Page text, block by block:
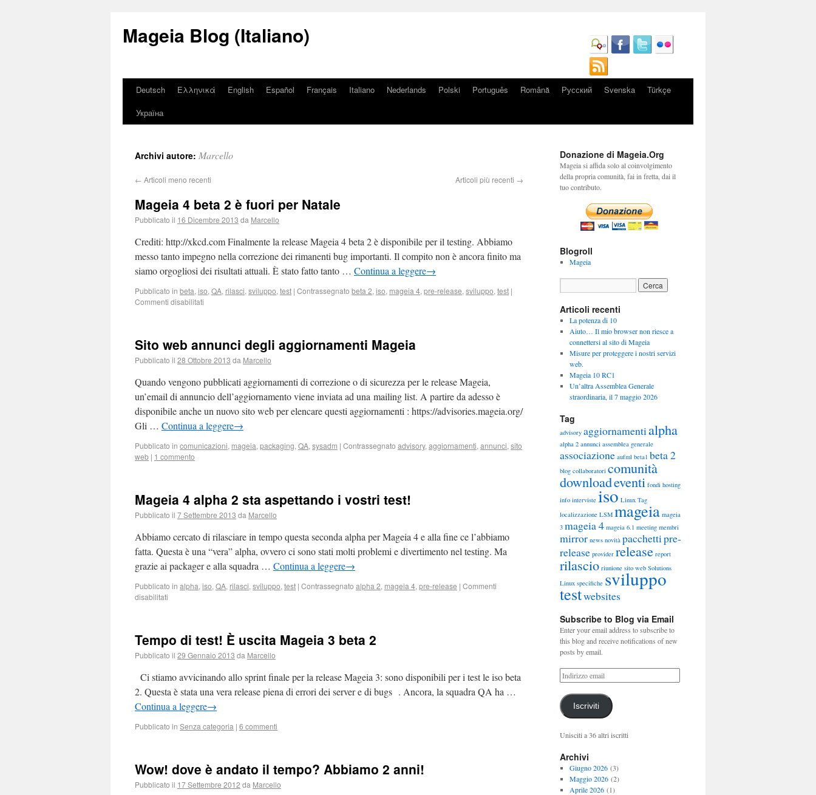
Mageia Blog (Italiano)
Deutsch Ελληνικά English Español Français Italiano Nederlands Polski Português Română Русский Svenska
Türkçe
Україна
Archivi autore: Marcello
← Articoli meno recenti Articoli più recenti →
Mageia 4 beta 2 è fuori per Natale
Pubblicato il 16 Dicembre 2013 da Marcello
Crediti: http://xkcd.com Finalmente la release Mageia 4 beta 2 è disponibile per il testing. Abbiamo
messo tanto impegno nella correzione dei rimanenti bug importanti. Il compito non è ancora finito ma
siamo orgogliosi dei risultati attuali. È stato fatto tanto … Continua a leggere→
Pubblicato in beta, iso, QA, rilasci, sviluppo, test | Contrassegnato beta 2, iso, mageia 4, pre-release, sviluppo, test |
Commenti disabilitati
Sito web annunci degli aggiornamenti Mageia
Pubblicato il 28 Ottobre 2013 da Marcello
Quando vengono pubblicati aggiornamenti di correzione o di sicurezza per le release Mageia,
un’email di annuncio dell’aggiornamento viene inviata ad una mailing list. A partire da adesso è
disponibile anche un nuovo sito web per elencare questi aggiornamenti : https://advisories.mageia.org/
Gli … Continua a leggere→
Pubblicato in comunicazioni, mageia, packaging, QA, sysadm | Contrassegnato advisory, aggiornamenti, annunci, sito
web | 1 commento
Mageia 4 alpha 2 sta aspettando i vostri test!
Pubblicato il 7 Settembre 2013 da Marcello
Abbiamo cercato di rilasciare in tempo questa seconda alpha per Mageia 4 e alla fine ce l’abbiamo
fatta. Questa è una “vera” alpha, ovvero ci sono stati molti problemi e divertimento nel testing. Ma
grazie ai packager e alla squadra … Continua a leggere→
Pubblicato in alpha, iso, QA, rilasci, sviluppo, test | Contrassegnato alpha 2, mageia 4, pre-release | Commenti
disabilitati
Tempo di test! È uscita Mageia 3 beta 2
Pubblicato il 29 Gennaio 2013 da Marcello
Ci stiamo avvicinando allo sprint finale per la release Mageia 3: sono disponibili per i test le iso beta
2. Questa è stata una vera release piena di errori dei server e di bugs . Ancora, la squadra QA ha …
Continua a leggere→
Pubblicato in Senza categoria | 6 commenti
Wow! dove è andato il tempo? Abbiamo 2 anni!
Pubblicato il 17 Settembre 2012 da Marcello
Donazione di Mageia.Org
Mageia si affida solo al coinvolgimento
della propria comunità, fai in fretta, dai il
tuo contributo.
Blogroll
Mageia
Articoli recenti
La potenza di 10
Aiuto… Il mio browser non riesce a
connettersi al sito di Mageia
Misure per proteggere i nostri servizi
web.
Mageia 10 RC1
Un’altra Assemblea Generale
straordinaria, il 7 maggio 2026
Tag
advisory aggiornamentialpha
alpha 2 annunci assemblea generale
associazione aufml beta1 beta 2
blog collaboratori comunità
downloadeventi fondi hosting
info interviste iso Linux Tag
localizzazione LSM mageia mageia
3 mageia 4 mageia 6.1 meeting membri
mirror news novità pacchettipre-
release provider release report
rilascio riunione sito web Solutions
Linux specifiche sviluppo
testwebsites
Subscribe to Blog via Email
Enter your email address to subscribe to
this blog and receive notifications of new
posts by email.
Iscriviti
Unisciti a 36 altri iscritti
Archivi
Giugno 2026(3)
Maggio 2026(2)
Aprile 2026(1)